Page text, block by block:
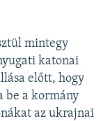
mintegy
katonai
előtt, hogy
be a kormány
az ukrajnai